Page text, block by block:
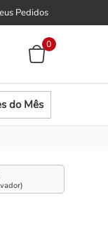
Pedidos
0
do Mês